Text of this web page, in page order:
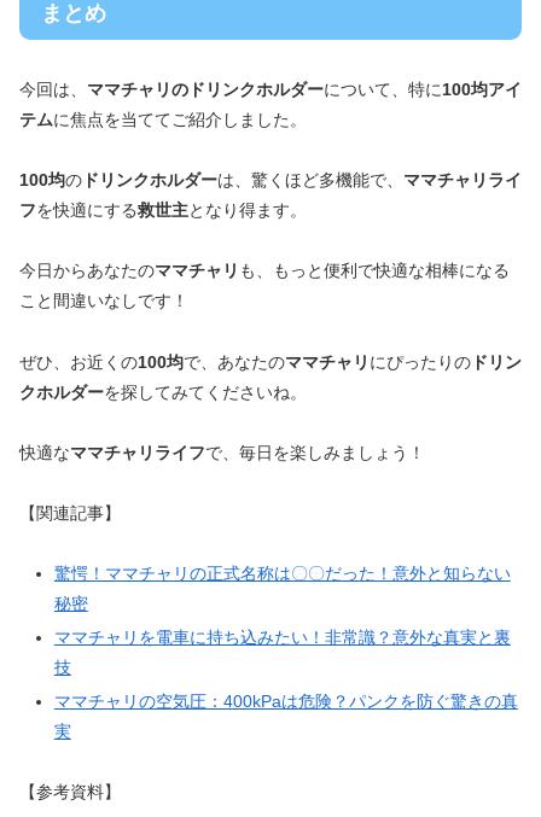
まとめ
今回は、 ママチャリのドリンクホルダーについて、特に100均アイ
テムに焦点を当ててご紹介しました。
100均の ドリンクホルダーは、驚くほど多機能で、 ママチャリライ
フを快適にする救世主となり得ます。
今日からあなたのママチャリ も、もっと便利で快適な相棒になる
こと間違いなしです！
ぜひ、お近くの100均で、あなたのママチャリ にぴったりの ドリン
クホルダーを探してみてくださいね。
快適なママチャリライフで、毎日を楽しみましょう！
【関連記事】
驚愕！ママチャリの正式名称は〇〇だった！意外と知らない
秘密
ママチャリを電車に持ち込みたい！非常識？意外な真実と裏
技
ママチャリの空気圧：400kPaは危険？パンクを防ぐ驚きの真
実
【参考資料】